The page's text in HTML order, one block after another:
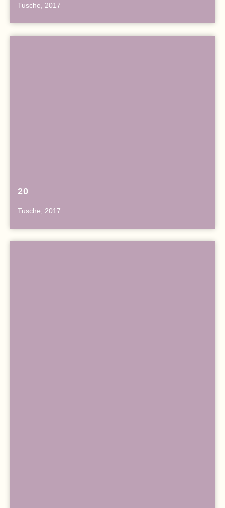
Tusche, 2017
20
Tusche, 2017